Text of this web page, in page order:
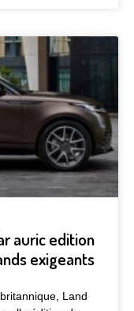
auric edition
exigeants
Land